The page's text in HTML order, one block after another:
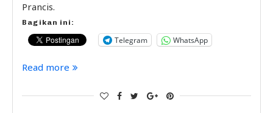
Prancis.
Bagikan ini:
Telegram WhatsApp
Read more